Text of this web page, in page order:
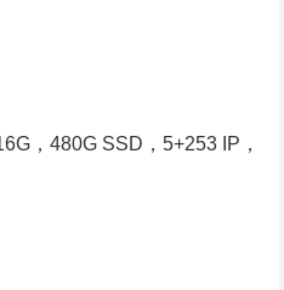
，480G SSD，5+253 IP，